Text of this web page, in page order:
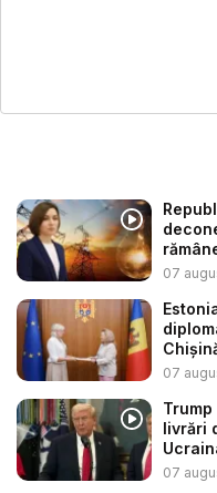
să...
07
07
livrări
V...
07